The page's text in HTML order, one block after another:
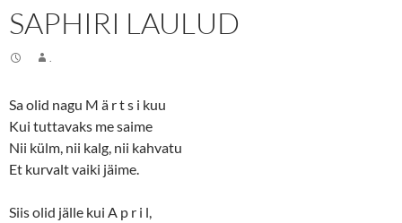
SAPHIRI LAULUD
Sa olid nagu M ä r t s i kuu
Kui tuttavaks me saime
Nii külm, nii kalg, nii kahvatu
Et kurvalt vaiki jäime.
Siis olid jälle kui A p r i l,